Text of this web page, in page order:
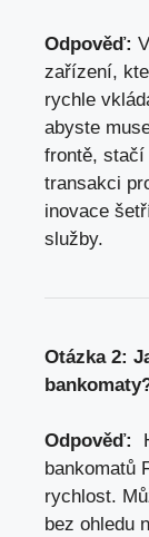
Odpověď:
zařízení,
rychle
abyste
frontě, stačí⁤
transakci
inovace
služby.
Otázka 2:
Odpověď:
bankomatů
⁢rychlost.‌
bez ohledu